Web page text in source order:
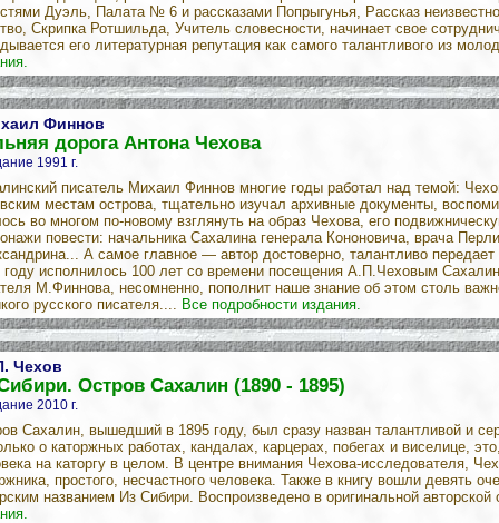
Дуэль, Палата № 6 и рассказами Попрыгунья, Рассказ
Скрипка Ротшильда, Учитель словесности, начинает свое
его литературная репутация как самого талантливого из
Финнов
дорога Антона Чехова
1991 г.
писатель Михаил Финнов многие годы работал над темой:
местам острова, тщательно изучал архивные документы,
во многом по-новому взглянуть на образ Чехова, его
повести: начальника Сахалина генерала Кононовича, врача
А самое главное — автор достоверно, талантливо
году исполнилось 100 лет со времени посещения А.П.Чеховым
М.Финнова, несомненно, пополнит наше знание об этом столь
русского писателя.... Все подробности издания.
Чехов
Остров Сахалин (1890 - 1895)
2010 г.
Сахалин, вышедший в 1895 году, был сразу назван талантливой и
о каторжных работах, кандалах, карцерах, побегах и виселице,
на каторгу в целом. В центре внимания Чехова-исследователя,
простого, несчастного человека. Также в книгу вошли девять
названием Из Сибири. Воспроизведено в оригинальной